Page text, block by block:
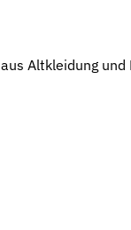
Altkleidung